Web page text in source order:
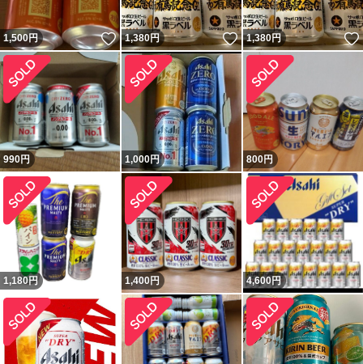
1,500円 いいね！
1,380円 いいね！
1,380円
990円 1,000円 800円
1,180円 1,400円 4,600円